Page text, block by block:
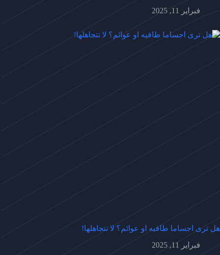
فبراير 11, 2025
هل ترى اجساما طافيه او عوائم؟ لا تتجاهلها!
فبراير 11, 2025